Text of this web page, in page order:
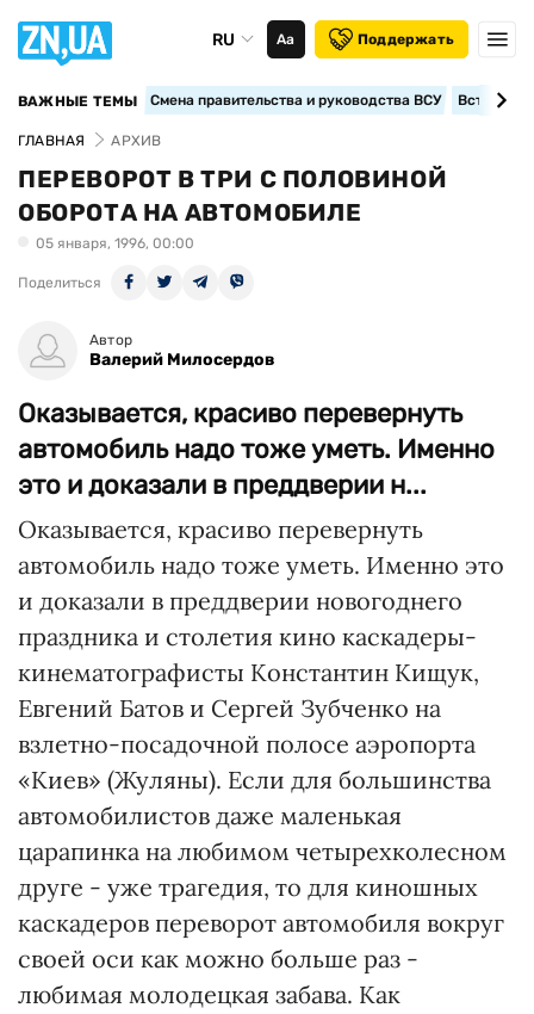
RU Аа Поддержать
ВАЖНЫЕ ТЕМЫ Смена правительства и руководства ВСУ
ГЛАВНАЯ АРХИВ
ПЕРЕВОРОТ В ТРИ С ПОЛОВИНОЙ
ОБОРОТА НА АВТОМОБИЛЕ
05 января, 1996, 00:00
Поделиться
Автор
Валерий Милосердов
Оказывается, красиво перевернуть
автомобиль надо тоже уметь. Именно
это и доказали в преддверии н...
Оказывается, красиво перевернуть
автомобиль надо тоже уметь. Именно это
и доказали в преддверии новогоднего
праздника и столетия кино каскадеры-
кинематографисты Константин Кищук,
Евгений Батов и Сергей Зубченко на
взлетно-посадочной полосе аэропорта
«Киев» (Жуляны). Если для большинства
автомобилистов даже маленькая
царапинка на любимом четырехколесном
друге - уже трагедия, то для киношных
каскадеров переворот автомобиля вокруг
своей оси как можно больше раз -
любимая молодецкая забава. Как